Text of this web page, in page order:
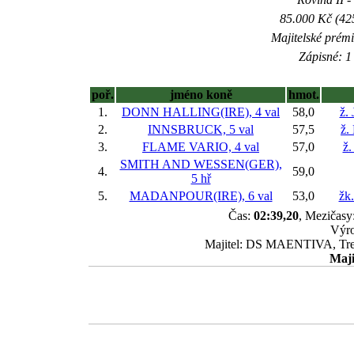
85.000 Kč
Majitelské
Zápisné:
poř. jméno koně
hmot.
1.
DONN HALLING(IRE), 4 val 58,0
ž.
2.
INNSBRUCK, 5 val 57,5
ž.
3.
FLAME VARIO, 4 val 57,0
ž.
4.
SMITH AND WESSEN(GER),
5 hř
59,0
5.
MADANPOUR(IRE), 6 val 53,0
Čas: 02:39,20,
Majitel: DS MAENTIVA,